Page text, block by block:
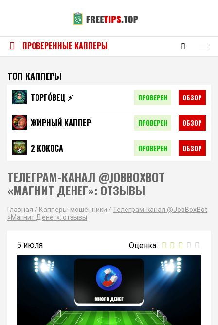
ПРОВЕРЕННЫЕ КАППЕРЫ
ТОП КАППЕРЫ
ТОРГО́ВЕЦ ⚡️ ПРОВЕРЕН ОБЗОР
ЖИРНЫЙ КАППЕР ПРОВЕРЕН ОБЗОР
2 КОКОСА ПРОВЕРЕН ОБЗОР
ТЕЛЕГРАМ-КАНАЛ @JOBBOXBOT
«МАГНИТ ДЕНЕГ»: ОТЗЫВЫ
Главная / Капперы-мошенники / Телеграм-канал @JobBoxBot
«Магнит Денег»: отзывы
5 июля